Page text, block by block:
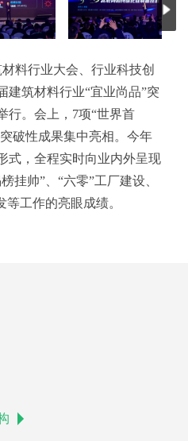
料行业大会、行业科技创
建筑材料行业“宜业尚品”突
行。会上，7项“世界首
破性成果集中亮相。今年
式，全程实时向业内外呈现
挂帅”、“六零”工厂建设、
工作的亮眼成绩。